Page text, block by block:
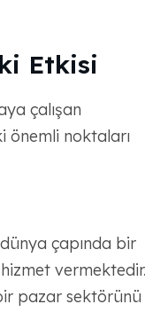
Etkisi
çalışan
önemli noktaları
çapında bir
vermektedir.
pazar sektörünü